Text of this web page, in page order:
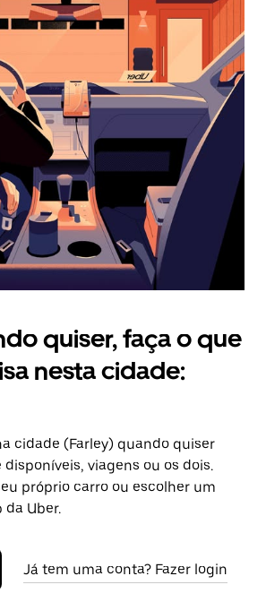
quiser, faça o que
nesta cidade:
cidade (Farley) quando quiser
viagens ou os dois.
próprio carro ou escolher um
da Uber.
Já tem uma conta? Fazer login